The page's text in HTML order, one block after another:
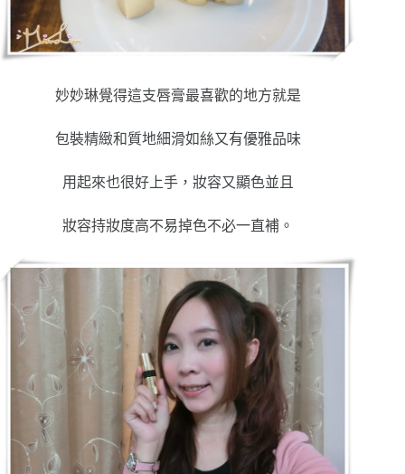
妙妙琳覺得這支唇膏最喜歡的地方就是
包裝精緻和質地細滑如絲又有優雅品味
用起來也很好上手，妝容又顯色並且
妝容持妝度高不易掉色不必一直補。